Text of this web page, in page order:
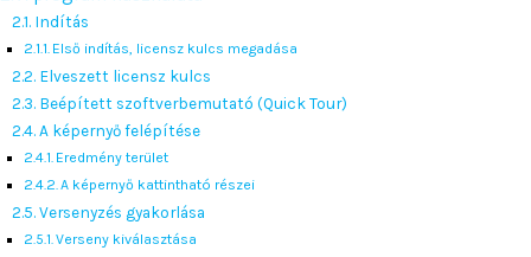
Indítás
Első indítás, licensz kulcs megadása
Elveszett licensz kulcs
Beépített szoftverbemutató (Quick Tour)
A képernyő felépítése
Eredmény terület
A képernyő kattintható részei
Versenyzés gyakorlása
Verseny kiválasztása